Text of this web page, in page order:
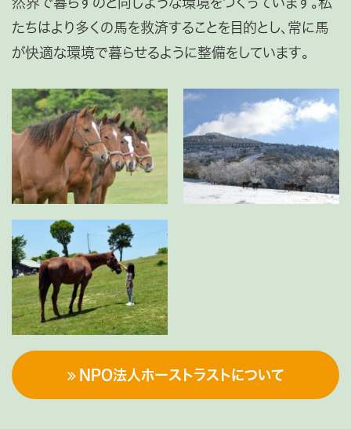
たちはより多くの馬を救済することを目的とし、常に馬
が快適な環境で暮らせるように整備をしています。
NPO法人ホーストラストについて